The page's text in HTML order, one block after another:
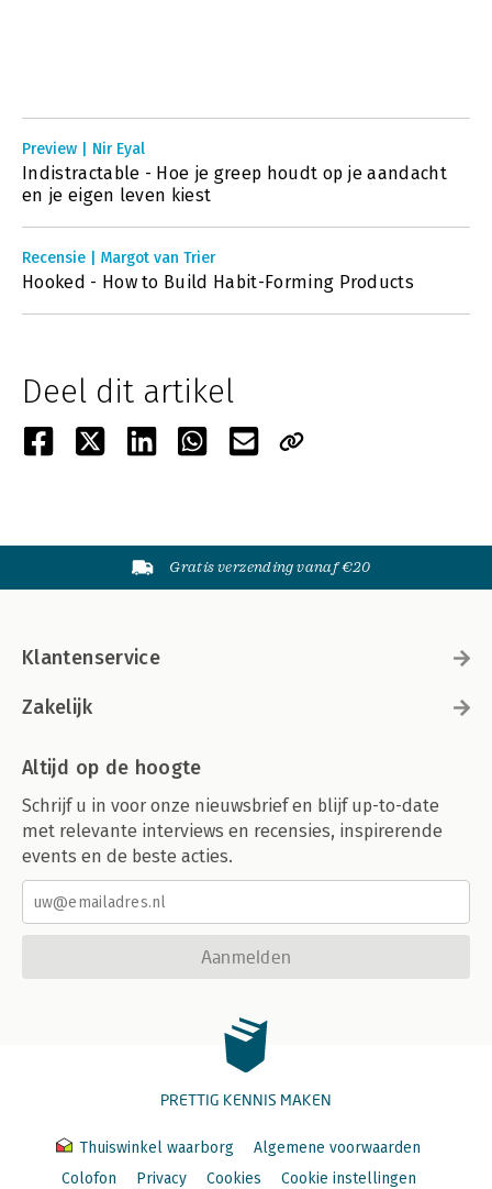
Preview | Nir Eyal
Indistractable - Hoe je greep houdt op je aandacht
en je eigen leven kiest
Recensie | Margot van Trier
Hooked - How to Build Habit-Forming Products
Deel dit artikel
Gratis verzending vanaf €20
Klantenservice
Zakelijk
Altijd op de hoogte
Schrijf u in voor onze nieuwsbrief en blijf up-to-date
met relevante interviews en recensies, inspirerende
events en de beste acties.
Aanmelden
PRETTIG KENNIS MAKEN
Thuiswinkel waarborg
Algemene voorwaarden
Colofon
Privacy Cookies Cookie instellingen